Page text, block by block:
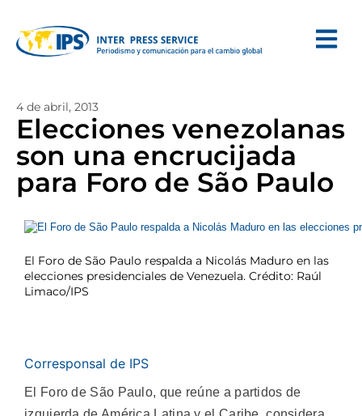
4 de abril, 2013
Elecciones venezolanas
son una encrucijada
para Foro de São Paulo
El Foro de São Paulo respalda a Nicolás Maduro en las
elecciones presidenciales de Venezuela. Crédito: Raúl
Limaco/IPS
Corresponsal de IPS
El Foro de São Paulo, que reúne a partidos de